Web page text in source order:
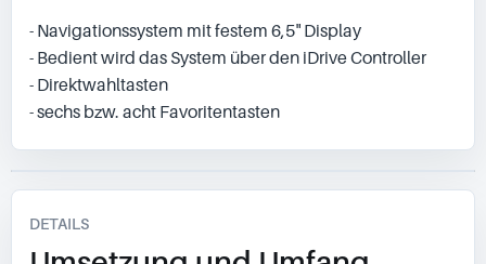
- Navigationssystem mit festem 6,5" Display
- Bedient wird das System über den iDrive Controller
- Direktwahltasten
- sechs bzw. acht Favoritentasten
DETAILS